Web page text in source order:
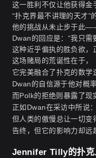
这一胜利不仅让他获得金
“扑克界最不讲理的天才”
他的挑战从未止步于此
Dwan的回应是：“我只需
这种近乎偏执的胜负欲，
这场赌局的荒诞性在于，
它完美融合了扑克的数学
Dwan的自信源于他对概
而Polk的拒绝则暴露了现
正如Dwan在采访中所说
但人类的傲慢总让一切变
告终，但它的影响力却远
Jennifer Tilly的扑克